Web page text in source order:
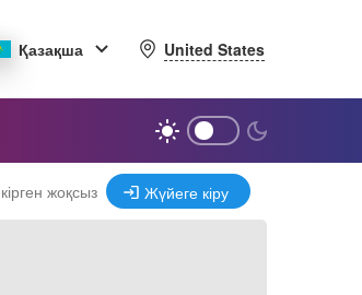
Қазақша United States
жоқсыз Жүйеге кіру